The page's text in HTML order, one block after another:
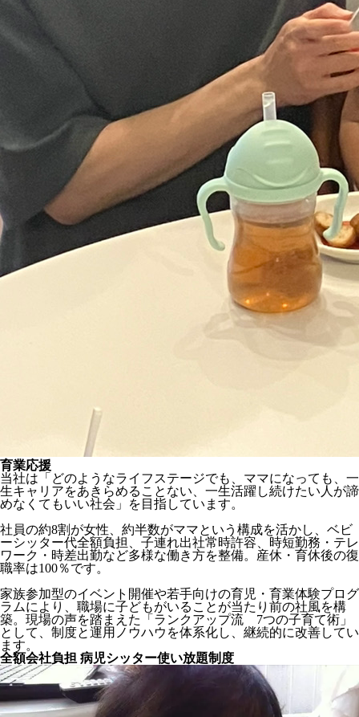
育業応援
当社は「どのようなライフステージでも、ママになっても、一
生キャリアをあきらめることない、一生活躍し続けたい人が諦
めなくてもいい社会」を目指しています。
社員の約8割が女性、約半数がママという構成を活かし、ベビ
ーシッター代全額負担、子連れ出社常時許容、時短勤務・テレ
ワーク・時差出勤など多様な働き方を整備。産休・育休後の復
職率は100％です。
家族参加型のイベント開催や若手向けの育児・育業体験プログ
ラムにより、職場に子どもがいることが当たり前の社風を構
築。現場の声を踏まえた「ランクアップ流 7つの子育て術」
として、制度と運用ノウハウを体系化し、継続的に改善してい
ます。
全額会社負担 病児シッター使い放題制度